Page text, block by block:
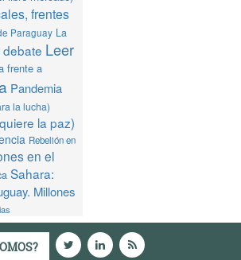
frentes
Paraguay La
Leer
frente a
Pandemia
la lucha)
la paz)
Rebelión en
en el
Sahara:
Millones